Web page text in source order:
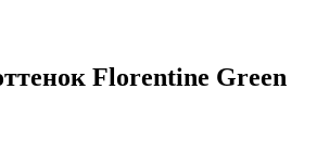
Florentine Green